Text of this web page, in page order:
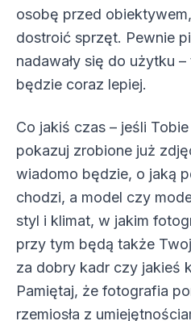
osobę przed
dostroić sprzęt. Pewnie
nadawały się do użytku
będzie coraz lepiej.
Co jakiś czas – jeśli
pokazuj zrobione już
wiadomo będzie, o jaką
chodzi, a model czy
styl i klimat, w jakim
przy tym będą także
za dobry kadr czy jakieś
Pamiętaj, że fotografia
rzemiosła z